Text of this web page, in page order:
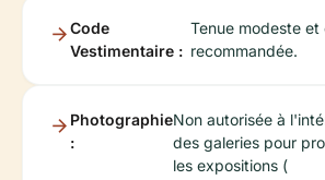
Code
Vestimentaire :
Tenue modeste
recommandée.
Photographie
:
Non autorisée à
des galeries pour
les expositions (